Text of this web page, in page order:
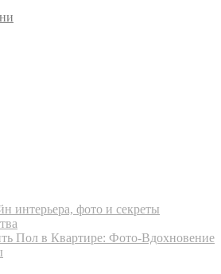
интерьера, фото и секреты
Пол в Квартире: Фото-Вдохновение